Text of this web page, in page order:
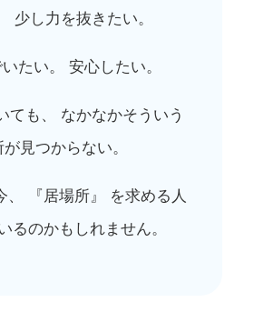
少し力を抜きたい。
たい。 安心したい。
ても、 なかなかそういう
見つからない。
、 『居場所』 を求める人
るのかもしれません。